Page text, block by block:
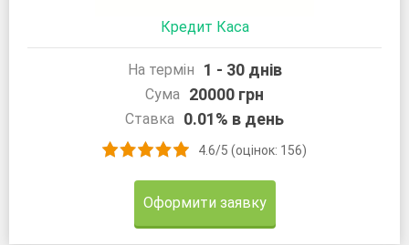
Кредит Каса
На термін 1 - 30 днів
Сума 20000 грн
Ставка 0.01% в день
4.6/5 (оцінок: 156)
Оформити заявку